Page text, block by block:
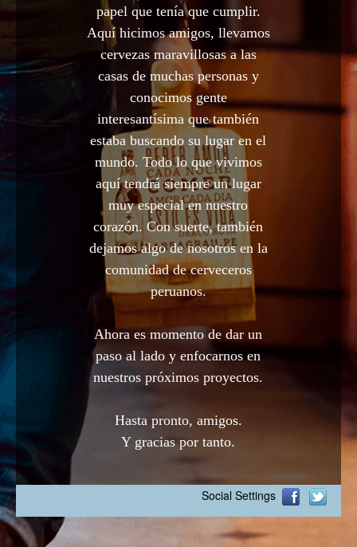
papel que tenía que cumplir.
Aquí hicimos amigos, llevamos
cervezas maravillosas a las
casas de muchas personas y
conocimos gente
interesantísima que también
estaba buscando su lugar en el
mundo. Todo lo que vivimos
aquí tendrá siempre un lugar
muy especial en nuestro
corazón. Con suerte, también
dejamos algo de nosotros en la
comunidad de cerveceros
peruanos.
Ahora es momento de dar un
paso al lado y enfocarnos en
nuestros próximos proyectos.
Hasta pronto, amigos.
Y gracias por tanto.
Social Settings